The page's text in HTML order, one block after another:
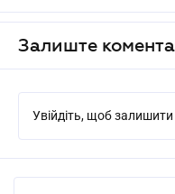
Залиште
Увійдіть, щоб